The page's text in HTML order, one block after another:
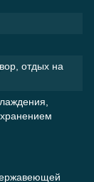
отдых на